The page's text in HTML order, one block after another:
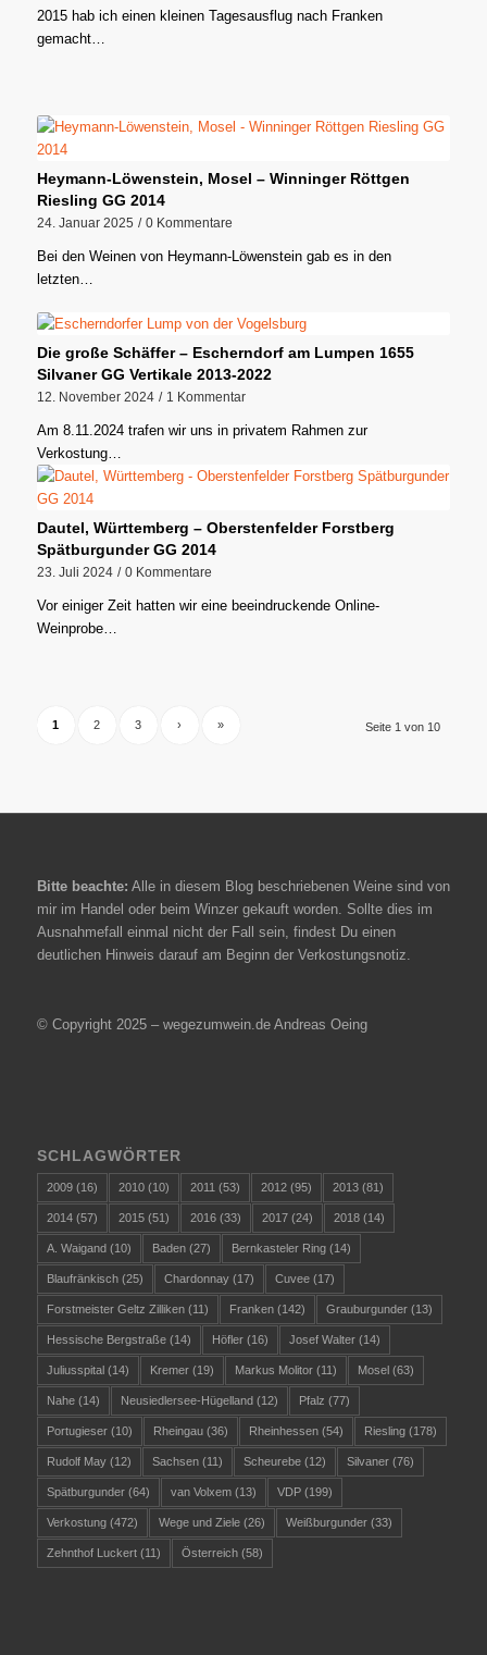
2015 hab ich einen kleinen Tagesausflug nach Franken
gemacht…
Heymann-Löwenstein, Mosel – Winninger Röttgen
Riesling GG 2014
24. Januar 2025 / 0 Kommentare
Bei den Weinen von Heymann-Löwenstein gab es in den
letzten…
Die große Schäffer – Escherndorf am Lumpen 1655
Silvaner GG Vertikale 2013-2022
12. November 2024 / 1 Kommentar
Am 8.11.2024 trafen wir uns in privatem Rahmen zur
Verkostung…
Dautel, Württemberg – Oberstenfelder Forstberg
Spätburgunder GG 2014
23. Juli 2024 / 0 Kommentare
Vor einiger Zeit hatten wir eine beeindruckende Online-
Weinprobe…
Seite 1 von 10
1 2 3 › »
Bitte beachte: Alle in diesem Blog beschriebenen Weine sind von
mir im Handel oder beim Winzer gekauft worden. Sollte dies im
Ausnahmefall einmal nicht der Fall sein, findest Du einen
deutlichen Hinweis darauf am Beginn der Verkostungsnotiz.
© Copyright 2025 – wegezumwein.de Andreas Oeing
SCHLAGWÖRTER
2009(16) 2010(10) 2011 (53) 2012(95) 2013(81)
2014(57) 2015(51) 2016(33) 2017(24) 2018(14)
A. Waigand (10) Baden(27) Bernkasteler Ring(14)
Blaufränkisch(25) Chardonnay(17) Cuvee(17)
Forstmeister Geltz Zilliken(11) Franken(142) Grauburgunder(13)
Hessische Bergstraße(14) Höfler(16) Josef Walter(14)
Juliusspital (14) Kremer(19) Markus Molitor(11) Mosel (63)
Nahe(14) Neusiedlersee-Hügelland (12) Pfalz (77)
Portugieser(10) Rheingau(36) Rheinhessen(54) Riesling(178)
Rudolf May(12) Sachsen(11) Scheurebe(12) Silvaner(76)
Spätburgunder(64) van Volxem(13) VDP(199)
Verkostung(472) Wege und Ziele(26) Weißburgunder(33)
Zehnthof Luckert(11) Österreich(58)